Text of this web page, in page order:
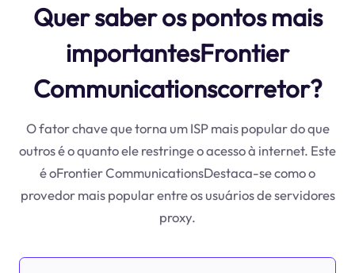
Quer saber os pontos mais
importantesFrontier
Communicationscorretor?
O fator chave que torna um ISP mais popular do que
outros é o quanto ele restringe o acesso à internet. Este
é oFrontier CommunicationsDestaca-se como o
provedor mais popular entre os usuários de servidores
proxy.